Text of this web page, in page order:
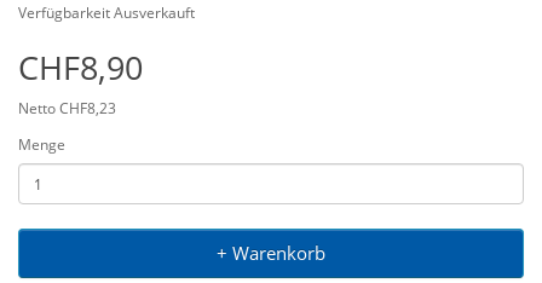
Verfügbarkeit Ausverkauft
CHF8,90
Netto CHF8,23
Menge
+ Warenkorb